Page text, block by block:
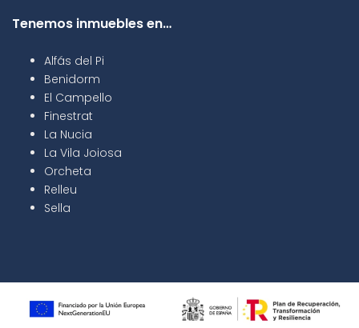
Tenemos inmuebles en…
Alfás del Pi
Benidorm
El Campello
Finestrat
La Nucia
La Vila Joiosa
Orcheta
Relleu
Sella